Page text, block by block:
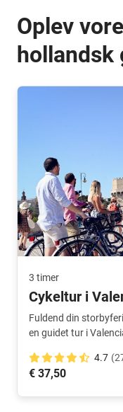
Oplev
hollandsk
3 timer
Cykeltur i
Fuldend din
en guidet tur i
4.7
€ 37,50